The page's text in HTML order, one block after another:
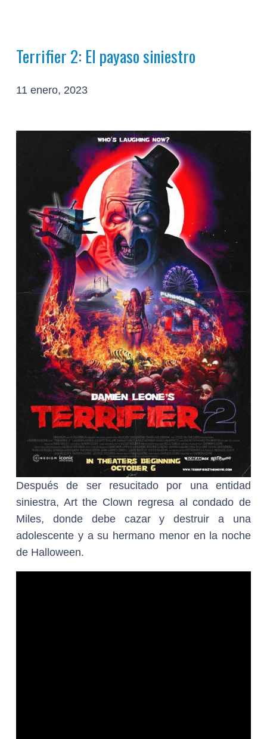
Terrifier 2: El payaso siniestro
11 enero, 2023
Después de ser resucitado por una entidad
siniestra, Art the Clown regresa al condado de
Miles, donde debe cazar y destruir a una
adolescente y a su hermano menor en la noche
de Halloween.